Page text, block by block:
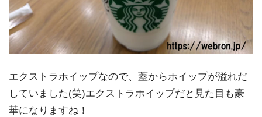
エクストラホイップなので、蓋からホイップが溢れだ
していました(笑)エクストラホイップだと見た目も豪
華になりますね！